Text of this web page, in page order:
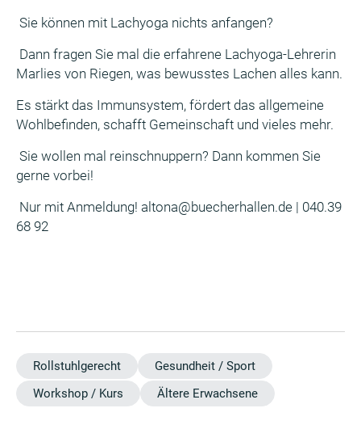
Sie können mit Lachyoga nichts anfangen?
Dann fragen Sie mal die erfahrene Lachyoga-Lehrerin
Marlies von Riegen, was bewusstes Lachen alles kann.
Es stärkt das Immunsystem, fördert das allgemeine
Wohlbefinden, schafft Gemeinschaft und vieles mehr.
Sie wollen mal reinschnuppern? Dann kommen Sie
gerne vorbei!
Nur mit Anmeldung! altona@buecherhallen.de | 040.39
68 92
Rollstuhlgerecht
Gesundheit / Sport
Workshop / Kurs
Ältere Erwachsene